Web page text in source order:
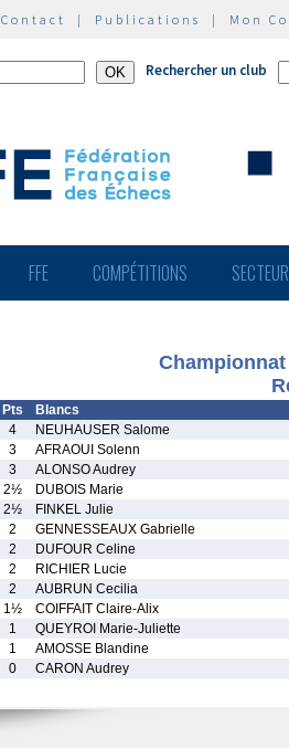
Contact | Publications | Mon
Rechercher un club
FFE COMPÉTITIONS
Pts
Blancs
4
NEUHAUSER Salome
3
AFRAOUI Solenn
3
ALONSO Audrey
2½
DUBOIS Marie
2½
FINKEL Julie
2
GENNESSEAUX Gabrielle
2
DUFOUR Celine
2
RICHIER Lucie
2
AUBRUN Cecilia
1½
COIFFAIT Claire-Alix
1
QUEYROI Marie-Juliette
1
AMOSSE Blandine
0 CARON Audrey